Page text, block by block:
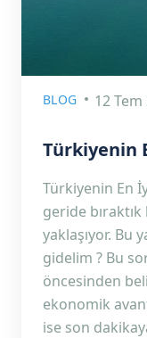
BLOG 12 Tem
Türkiyenin
Türkiyenin En
geride bıraktık
yaklaşıyor. Bu
gidelim ? Bu
öncesinden
ekonomik
ise son